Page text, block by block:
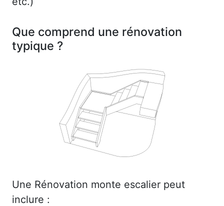
Que comprend une rénovation
typique ?
Une Rénovation monte escalier peut
inclure :